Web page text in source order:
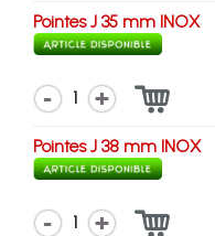
Pointes J 35 mm INOX
1
Pointes J 38 mm INOX
1